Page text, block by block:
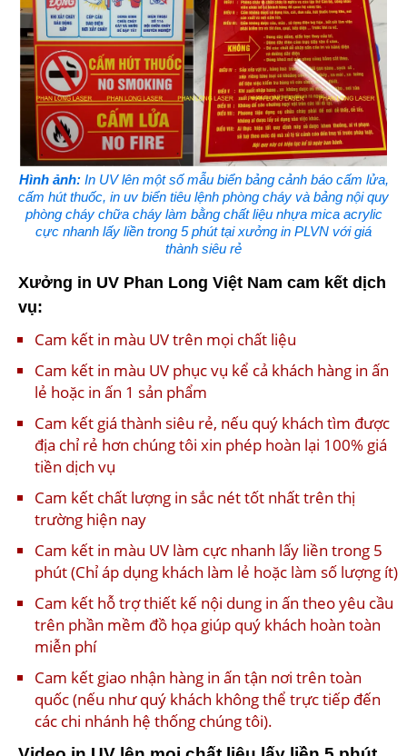
Hình ảnh:In UV lên một số mẫu biển bảng cảnh báo cấm lửa,
cấm hút thuốc, in uv biển tiêu lệnh phòng cháy và bảng nội quy
phòng cháy chữa cháy làm bằng chất liệu nhựa mica acrylic
cực nhanh lấy liền trong 5 phút tại xưởng in PLVN với giá
thành siêu rẻ
Xưởng in UV Phan Long Việt Nam cam kết dịch
vụ:
Cam kết in màu UV trên mọi chất liệu
Cam kết in màu UV phục vụ kể cả khách hàng in ấn
lẻ hoặc in ấn 1 sản phẩm
Cam kết giá thành siêu rẻ, nếu quý khách tìm được
địa chỉ rẻ hơn chúng tôi xin phép hoàn lại 100% giá
tiền dịch vụ
Cam kết chất lượng in sắc nét tốt nhất trên thị
trường hiện nay
Cam kết in màu UV làm cực nhanh lấy liền trong 5
phút (Chỉ áp dụng khách làm lẻ hoặc làm số lượng ít)
Cam kết hỗ trợ thiết kế nội dung in ấn theo yêu cầu
trên phần mềm đồ họa giúp quý khách hoàn toàn
miễn phí
Cam kết giao nhận hàng in ấn tận nơi trên toàn
quốc (nếu như quý khách không thể trực tiếp đến
các chi nhánh hệ thống chúng tôi).